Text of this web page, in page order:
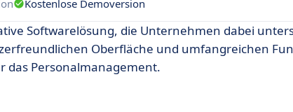
Kostenlose Demoversion
Softwarelösung, die Unternehmen dabei
Oberfläche und umfangreichen
das Personalmanagement.